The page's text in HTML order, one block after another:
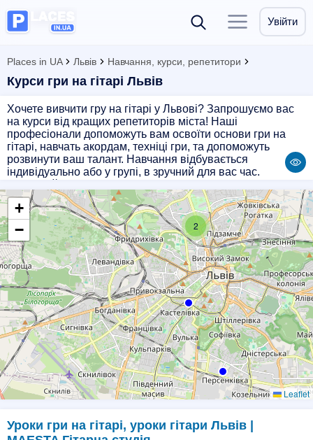
Увійти
Places in UA Львів Навчання, курси, репетитори
Курси гри на гітарі Львів
Хочете вивчити гру на гітарі у Львові? Запрошуємо вас
на курси від кращих репетиторів міста! Наші
професіонали допоможуть вам освоїти основи гри на
гітарі, навчать акордам, техніці гри, та допоможуть
розвинути ваш талант. Навчання відбувається
індивідуально або у групі, в зручний для вас час.
справжнім майстром музики! Запишіться вже зараз!
2
+
−
Leaflet
Уроки гри на гітарі, уроки гітари Львів |